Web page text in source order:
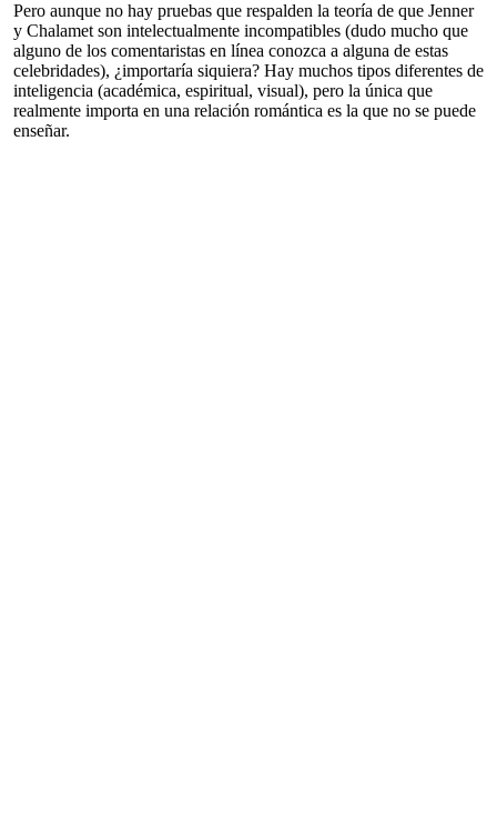
Pero aunque no hay pruebas que respalden la teoría de que Jenner
y Chalamet son intelectualmente incompatibles (dudo mucho que
alguno de los comentaristas en línea conozca a alguna de estas
celebridades), ¿importaría siquiera? Hay muchos tipos diferentes de
inteligencia (académica, espiritual, visual), pero la única que
realmente importa en una relación romántica es la que no se puede
enseñar.